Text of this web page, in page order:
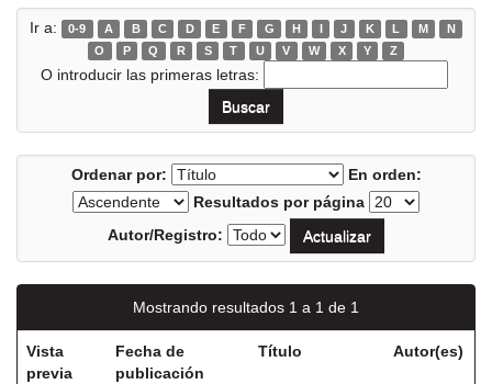
Ir a: 0-9 A B C D E F G H I J K L M
N
O
P Q R S T U V W X Y Z
O introducir las primeras letras:
Ordenar por:
En orden:
Resultados por página
Autor/Registro:
Mostrando resultados 1 a 1 de 1
Vista
previa
Fecha de
publicación
Título Autor(es)